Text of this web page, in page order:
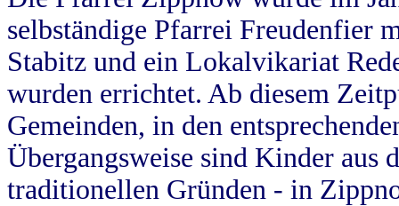
selbständige Pfarrei Freudenfier
Stabitz und ein Lokalvikariat
wurden errichtet. Ab diesem
Gemeinden, in den
Übergangsweise sind Kinder aus
traditionellen Gründen - in